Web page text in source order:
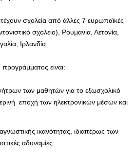
σχολεία από άλλες 7 ευρωπαϊκές
σχολείο), Ρουμανία, Λετονία,
Ιρλανδία.
είναι:
των μαθητών για το εξωσχολικό
εποχή των ηλεκτρονικών μέσων και
ικανότητας, ιδιαιτέρως των
αδυναμίες.